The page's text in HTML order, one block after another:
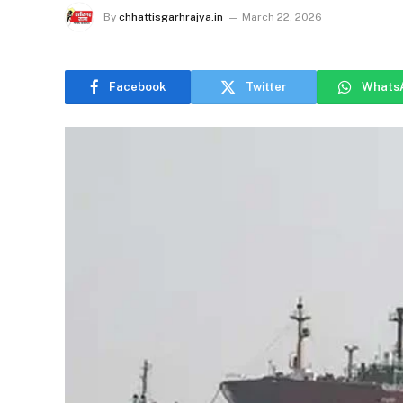
By chhattisgarhrajya.in March 22, 2026
Facebook Twitter